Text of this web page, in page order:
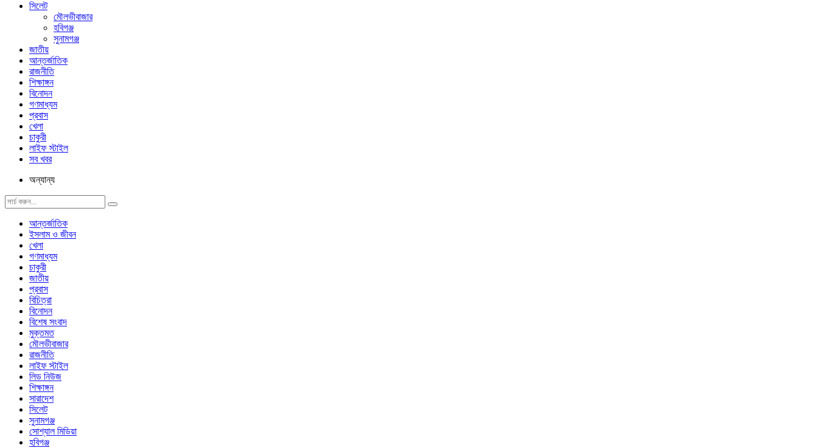
সিলেট
মৌলভীবাজার
হবিগঞ্জ
সুনামগঞ্জ
জাতীয়
আন্তর্জাতিক
রাজনীতি
শিক্ষাঙ্গন
বিনোদন
গণমাধ্যম
প্রবাস
খেলা
চাকুরী
লাইফ স্টাইল
সব খবর
অন্যান্য
আন্তর্জাতিক
ইসলাম ও জীবন
খেলা
গণমাধ্যম
চাকুরী
জাতীয়
প্রবাস
বিচিত্রা
বিনোদন
বিশেষ সংবাদ
মুক্তমত
মৌলভীবাজার
রাজনীতি
লাইফ স্টাইল
লিড নিউজ
শিক্ষাঙ্গন
সারাদেশ
সিলেট
সুনামগঞ্জ
সোশ্যাল মিডিয়া
হবিগঞ্জ